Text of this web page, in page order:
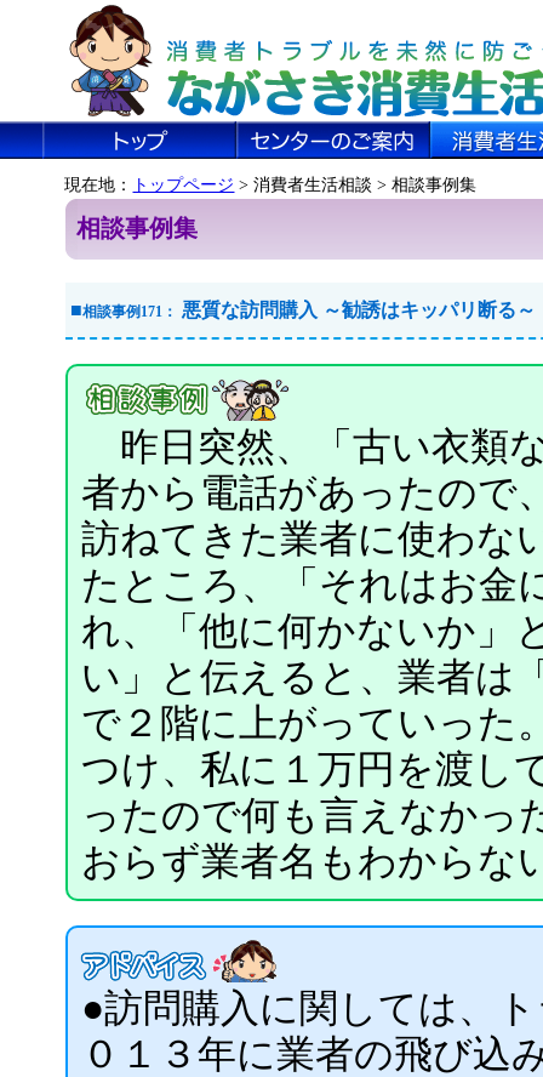
現在地： トップページ > 消費者生活相談 > 相談事例集
相談事例集
■相談事例171： 悪質な訪問購入 ～勧誘はキッパリ断る～
昨日突然、「古い衣類
者から電話があったので
訪ねてきた業者に使わな
たところ、「それはお金
れ、「他に何かないか」
い」と伝えると、業者は
で２階に上がっていった
つけ、私に１万円を渡し
ったので何も言えなかっ
おらず業者名もわからな
●訪問購入に関しては、
０１３年に業者の飛び込